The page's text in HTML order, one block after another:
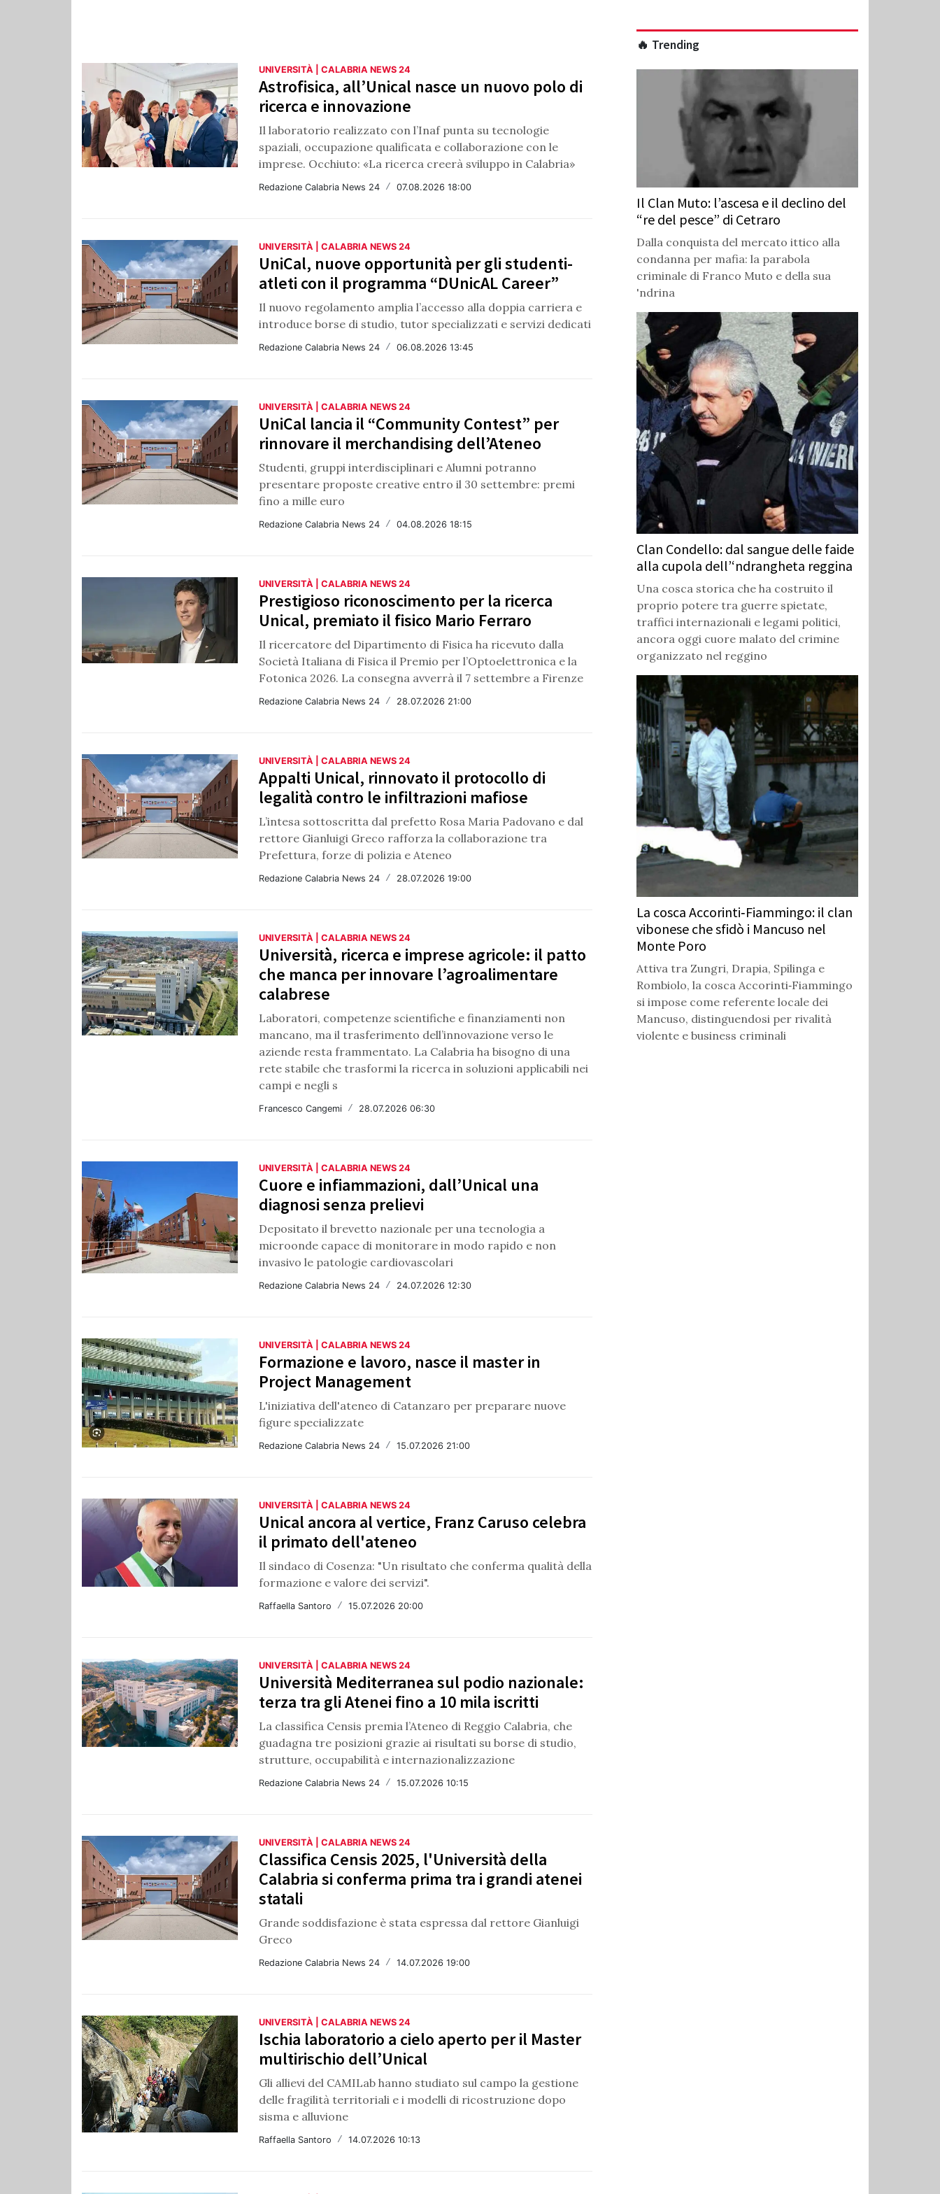
UNIVERSITÀ | CALABRIA NEWS 24
Astrofisica, all’Unical nasce un nuovo polo di
ricerca e innovazione
Il laboratorio realizzato con l’Inaf punta su tecnologie
spaziali, occupazione qualificata e collaborazione con le
imprese. Occhiuto: «La ricerca creerà sviluppo in Calabria»
Redazione Calabria News 24 / 07.08.2026 18:00
UNIVERSITÀ | CALABRIA NEWS 24
UniCal, nuove opportunità per gli studenti-
atleti con il programma “DUnicAL Career”
Il nuovo regolamento amplia l’accesso alla doppia carriera e
introduce borse di studio, tutor specializzati e servizi dedicati
Redazione Calabria News 24 / 06.08.2026 13:45
UNIVERSITÀ | CALABRIA NEWS 24
UniCal lancia il “Community Contest” per
rinnovare il merchandising dell’Ateneo
Studenti, gruppi interdisciplinari e Alumni potranno
presentare proposte creative entro il 30 settembre: premi
fino a mille euro
Redazione Calabria News 24 / 04.08.2026 18:15
UNIVERSITÀ | CALABRIA NEWS 24
Prestigioso riconoscimento per la ricerca
Unical, premiato il fisico Mario Ferraro
Il ricercatore del Dipartimento di Fisica ha ricevuto dalla
Società Italiana di Fisica il Premio per l’Optoelettronica e la
Fotonica 2026. La consegna avverrà il 7 settembre a Firenze
Redazione Calabria News 24 / 28.07.2026 21:00
UNIVERSITÀ | CALABRIA NEWS 24
Appalti Unical, rinnovato il protocollo di
legalità contro le infiltrazioni mafiose
L’intesa sottoscritta dal prefetto Rosa Maria Padovano e dal
rettore Gianluigi Greco rafforza la collaborazione tra
Prefettura, forze di polizia e Ateneo
Redazione Calabria News 24 / 28.07.2026 19:00
UNIVERSITÀ | CALABRIA NEWS 24
Università, ricerca e imprese agricole: il patto
che manca per innovare l’agroalimentare
calabrese
Laboratori, competenze scientifiche e finanziamenti non
mancano, ma il trasferimento dell’innovazione verso le
aziende resta frammentato. La Calabria ha bisogno di una
rete stabile che trasformi la ricerca in soluzioni applicabili nei
campi e negli s
Francesco Cangemi / 28.07.2026 06:30
UNIVERSITÀ | CALABRIA NEWS 24
Cuore e infiammazioni, dall’Unical una
diagnosi senza prelievi
Depositato il brevetto nazionale per una tecnologia a
microonde capace di monitorare in modo rapido e non
invasivo le patologie cardiovascolari
Redazione Calabria News 24 / 24.07.2026 12:30
UNIVERSITÀ | CALABRIA NEWS 24
Formazione e lavoro, nasce il master in
Project Management
L'iniziativa dell'ateneo di Catanzaro per preparare nuove
figure specializzate
Redazione Calabria News 24 / 15.07.2026 21:00
UNIVERSITÀ | CALABRIA NEWS 24
Unical ancora al vertice, Franz Caruso celebra
il primato dell'ateneo
Il sindaco di Cosenza: "Un risultato che conferma qualità della
formazione e valore dei servizi".
Raffaella Santoro / 15.07.2026 20:00
UNIVERSITÀ | CALABRIA NEWS 24
Università Mediterranea sul podio nazionale:
terza tra gli Atenei fino a 10 mila iscritti
La classifica Censis premia l’Ateneo di Reggio Calabria, che
guadagna tre posizioni grazie ai risultati su borse di studio,
strutture, occupabilità e internazionalizzazione
Redazione Calabria News 24 / 15.07.2026 10:15
UNIVERSITÀ | CALABRIA NEWS 24
Classifica Censis 2025, l'Università della
Calabria si conferma prima tra i grandi atenei
statali
Grande soddisfazione è stata espressa dal rettore Gianluigi
Greco
Redazione Calabria News 24 / 14.07.2026 19:00
UNIVERSITÀ | CALABRIA NEWS 24
Ischia laboratorio a cielo aperto per il Master
multirischio dell’Unical
Gli allievi del CAMILab hanno studiato sul campo la gestione
delle fragilità territoriali e i modelli di ricostruzione dopo
sisma e alluvione
Raffaella Santoro / 14.07.2026 10:13
🔥 Trending
Il Clan Muto: l’ascesa e il declino del
“re del pesce” di Cetraro
Dalla conquista del mercato ittico alla
condanna per mafia: la parabola
criminale di Franco Muto e della sua
'ndrina
Clan Condello: dal sangue delle faide
alla cupola dell’‘ndrangheta reggina
Una cosca storica che ha costruito il
proprio potere tra guerre spietate,
traffici internazionali e legami politici,
ancora oggi cuore malato del crimine
organizzato nel reggino
La cosca Accorinti‑Fiammingo: il clan
vibonese che sfidò i Mancuso nel
Monte Poro
Attiva tra Zungri, Drapia, Spilinga e
Rombiolo, la cosca Accorinti‑Fiammingo
si impose come referente locale dei
Mancuso, distinguendosi per rivalità
violente e business criminali